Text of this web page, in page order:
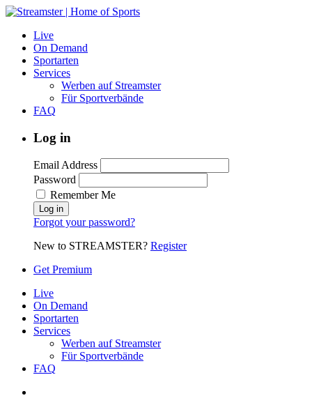
Live
On Demand
Sportarten
Services
Werben auf Streamster
Für Sportverbände
FAQ
Log in
Email Address
Password
Remember Me
Forgot your password?
New to STREAMSTER? Register
Get Premium
Live
On Demand
Sportarten
Services
Werben auf Streamster
Für Sportverbände
FAQ